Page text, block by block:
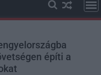
építi a